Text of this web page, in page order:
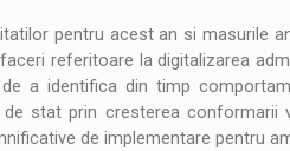
pentru acest an si masurile
referitoare la digitalizarea
a identifica din timp
stat prin cresterea conformarii
de implementare pentru